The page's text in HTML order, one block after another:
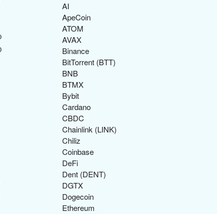
AI
ApeCoin
ATOM
AVAX
Binance
BitTorrent (BTT)
BNB
BTMX
Bybit
Cardano
CBDC
Chainlink (LINK)
Chiliz
Coinbase
DeFi
Dent (DENT)
DGTX
Dogecoin
Ethereum